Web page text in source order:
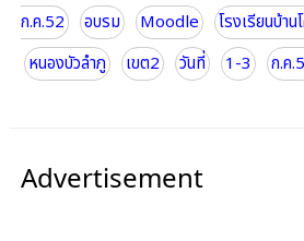
ก.ค.52 อบรม Moodle
โรงเรียนบ้า
หนองบัวลำภู
เขต2 วันที่ 1-3 ก.ค
Advertisement